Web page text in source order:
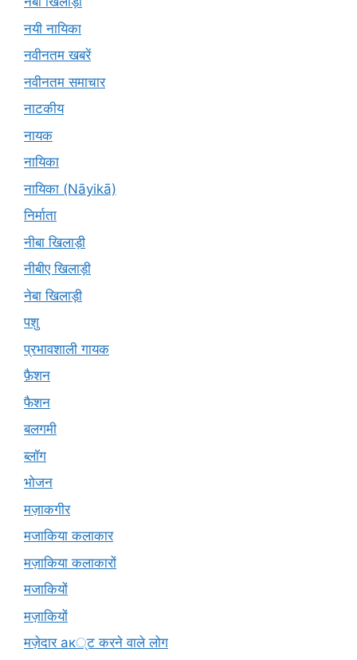
नयी नायिका
नवीनतम खबरें
नवीनतम समाचार
नाटकीय
नायक
नायिका
नायिका (Nāyikā)
निर्माता
नीबा खिलाड़ी
नीबीए खिलाड़ी
नेबा खिलाड़ी
पशु
प्रभावशाली गायक
फ़ैशन
फैशन
बलगमी
ब्लॉग
भोजन
मज़ाकगीर
मजाकिया कलाकार
मज़ाकिया कलाकारों
मजाकियों
मज़ाकियों
मज़ेदार ак्ट करने वाले लोग